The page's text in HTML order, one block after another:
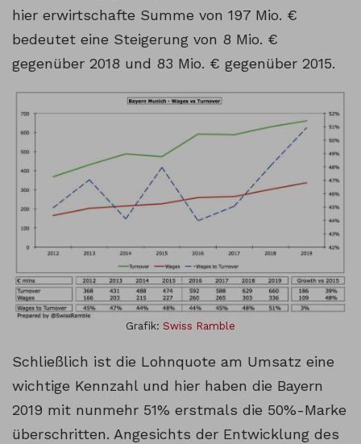
hier erwirtschafte Summe von 197 Mio. €
bedeutet eine Steigerung von 8 Mio. €
gegenüber 2018 und 83 Mio. € gegenüber 2015.
Grafik: Swiss Ramble
Schließlich ist die Lohnquote am Umsatz eine
wichtige Kennzahl und hier haben die Bayern
2019 mit nunmehr 51% erstmals die 50%-Marke
überschritten. Angesichts der Entwicklung des